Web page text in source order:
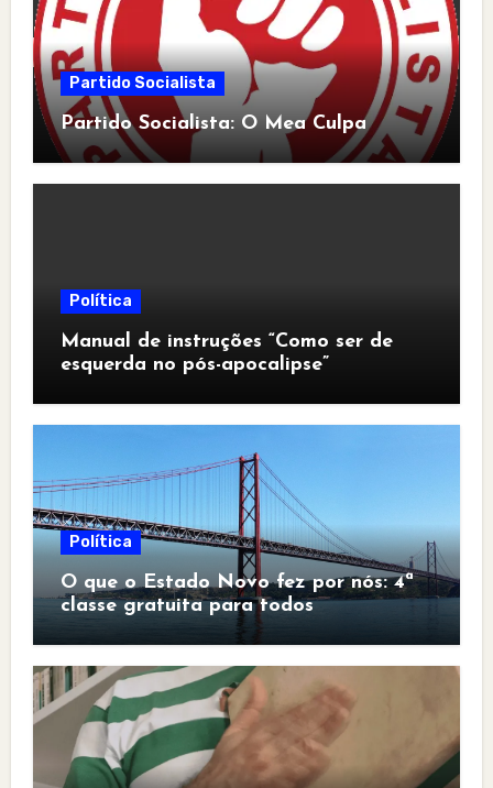
Partido Socialista
Partido Socialista: O Mea Culpa
Política
Manual de instruções “Como ser de
esquerda no pós-apocalipse”
Política
O que o Estado Novo fez por nós: 4ª
classe gratuita para todos